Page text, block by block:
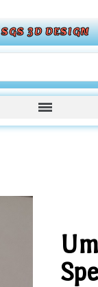
SGS 3D DESIGN